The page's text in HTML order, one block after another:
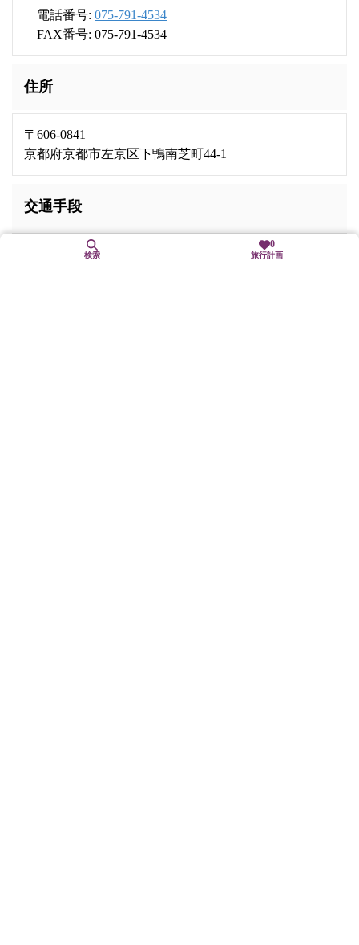
電話番号: 075-791-4534
FAX番号: 075-791-4534
住所
〒606-0841
京都府京都市左京区下鴨南芝町44-1
交通手段
地下鉄烏丸線「北山」駅下車、徒歩5分
0
旅行計画
検索